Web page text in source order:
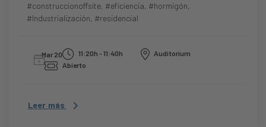
#construccionoffsite, #eficiencia, #hormigón,
#Industrialización, #residencial
Mar 20 11:20h - 11:40h
Auditorium
Abierto
Leer más